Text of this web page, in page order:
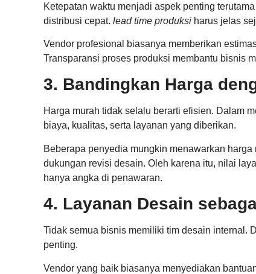
Ketepatan waktu menjadi aspek penting
distribusi cepat. lead time produksi harus jelas
Vendor profesional biasanya memberikan
Transparansi proses produksi membantu bisnis
3. Bandingkan Harga
Harga murah tidak selalu berarti efisien. Dalam
biaya, kualitas, serta layanan yang diberikan.
Beberapa penyedia mungkin menawarkan
dukungan revisi desain. Oleh karena itu, nilai
hanya angka di penawaran.
4. Layanan Desain
Tidak semua bisnis memiliki tim desain internal.
penting.
Vendor yang baik biasanya menyediakan